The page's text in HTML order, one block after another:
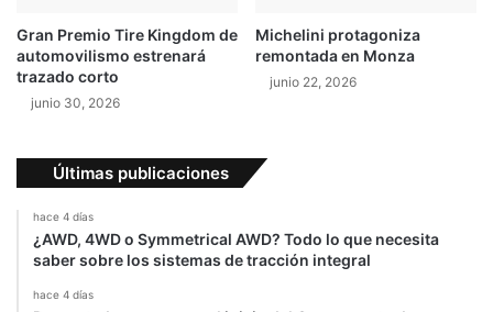
d
e
l
r
Gran Premio Tire Kingdom de
automovilismo estrenará
trazado corto
junio 30, 2026
Michelini protagoniza
remontada en Monza
junio 22, 2026
Últimas publicaciones
hace 4 días
¿AWD, 4WD o Symmetrical AWD? Todo lo que necesita
saber sobre los sistemas de tracción integral
hace 4 días